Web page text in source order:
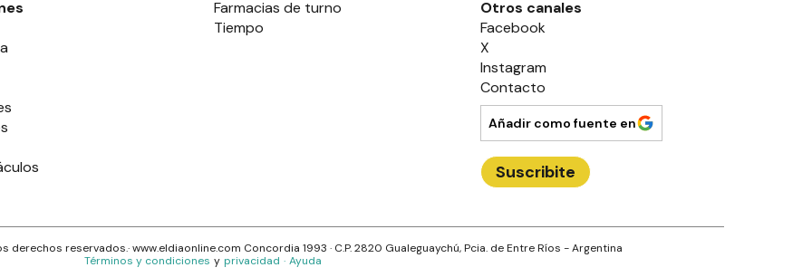
Farmacias de turno
Tiempo
Otros canales
Facebook
X
Instagram
Contacto
Añadir como fuente en
Suscribite
derechos reservados.· www.eldiaonline.com Concordia 1993 · C.P.2820 Gualeguaychú, Pcia. de Entre Ríos - Argentina
Términos y condiciones y privacidad · Ayuda